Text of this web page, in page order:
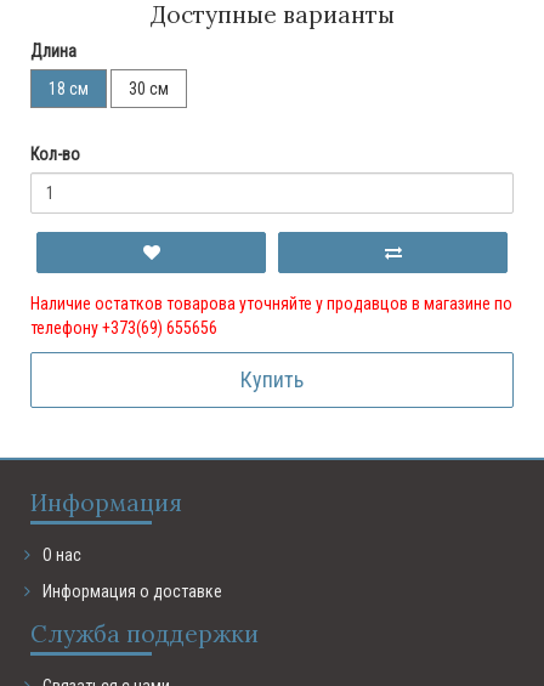
Доступные варианты
Длина
18 см
30 см
Кол-во
Наличие остатков товарова уточняйте у продавцов в магазине по
телефону +373(69) 655656
Купить
Информация
О нас
Информация о доставке
Служба поддержки